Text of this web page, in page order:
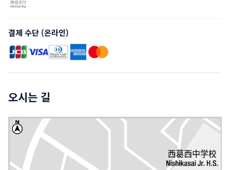
결제 수단 (온라인)
오시는 길